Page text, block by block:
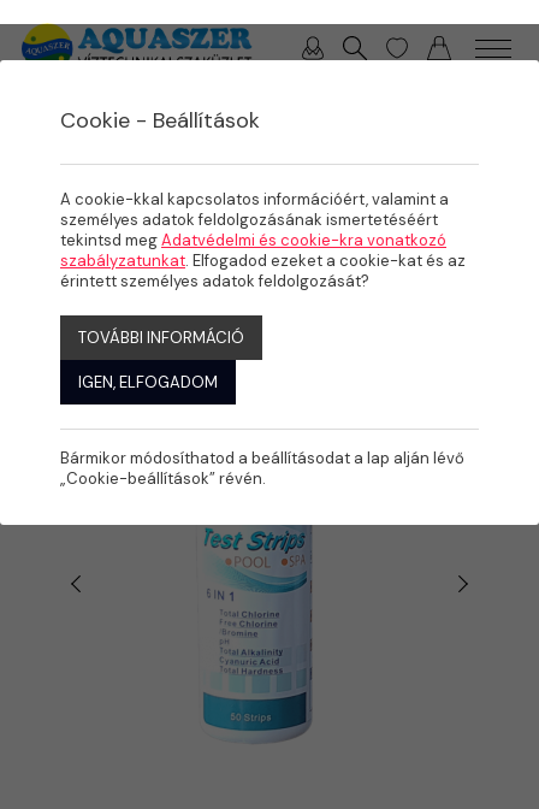
Cookie - Beállítások
A cookie-kkal kapcsolatos információért, valamint a
személyes adatok feldolgozásának ismertetéséért
tekintsd megAdatvédelmi és cookie-kra vonatkozó
szabályzatunkat. Elfogadod ezeket a cookie-kat és az
érintett személyes adatok feldolgozását?
TOVÁBBI INFORMÁCIÓ
IGEN, ELFOGADOM
Bármikor módosíthatod a beállításodat a lap alján lévő
„Cookie-beállítások” révén.